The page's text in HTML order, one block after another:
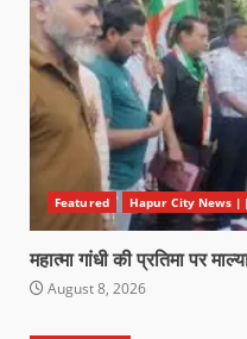
Featured Hapur City News ||
महात्मा गांधी की प्रतिमा पर
August 8, 2026